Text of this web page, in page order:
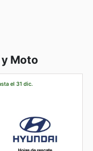
Moto
el 31 dic.